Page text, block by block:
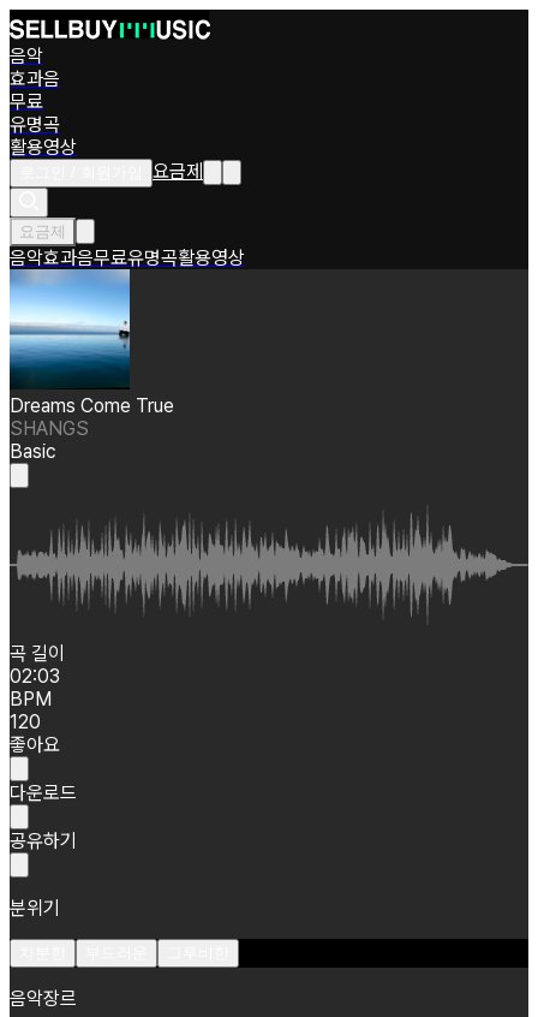
음악
효과음
무료
유명곡
활용영상
요금제
요금제
음악효과음무료유명곡활용영상
Dreams Come True
SHANGS
Basic
곡 길이
02:03
BPM
120
좋아요
다운로드
공유하기
분위기
음악장르